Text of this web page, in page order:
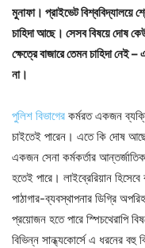
মুনাফা। প্রাইভেট বিশ্ববিদ্যালয়ে
চাহিদা আছে। সেসব বিষয়ে দোষ
ক্ষেত্রে বাজারে তেমন চাহিদা নেই
না।
পুলিশ বিভাগের কর্মরত একজন
চাইতেই পারেন। এতে কি দোষ
একজন সেনা কর্মকর্তার
হতেই পারে। লাইব্রেরিয়ান
পাঠাগার-ব্যবস্থাপনার ডিগ্রি
প্রয়োজন হতে পারে স্পিচথেরাপি
বিভিন্ন সান্ধ্যকোর্সে এ ধরনের বহু